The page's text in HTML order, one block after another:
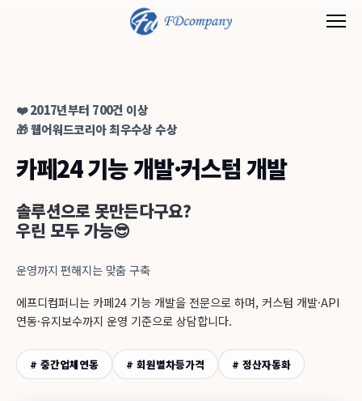
❤️ 2017년부터 700건 이상
🎁 웹어워드코리아 최우수상 수상
카페24 기능 개발·커스텀 개발
솔루션으로 못만든다구요?
우린 모두 가능😎
운영까지 편해지는 맞춤 구축
에프디컴퍼니는 카페24 기능 개발을 전문으로 하며, 커스텀 개발·API
연동·유지보수까지 운영 기준으로 상담합니다.
# 중간업체연동 # 회원별차등가격 # 정산자동화